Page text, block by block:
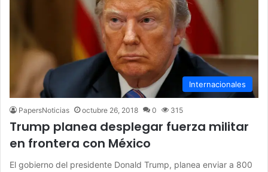
Internacionales
PapersNoticias octubre 26, 2018 0 315
Trump planea desplegar fuerza militar
en frontera con México
El gobierno del presidente Donald Trump, planea enviar a 800